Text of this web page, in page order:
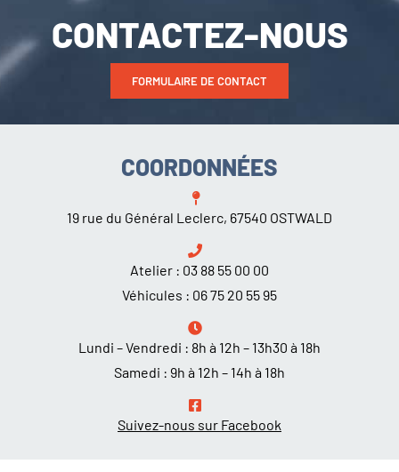
CONTACTEZ-NOUS
FORMULAIRE DE CONTACT
COORDONNÉES
19 rue du Général Leclerc, 67540 OSTWALD
Atelier : 03 88 55 00 00
Véhicules : 06 75 20 55 95
Lundi – Vendredi : 8h à 12h – 13h30 à 18h
Samedi : 9h à 12h – 14h à 18h
Suivez-nous sur Facebook